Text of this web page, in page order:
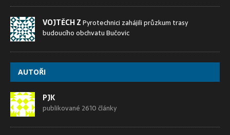
VOJTĚCH ZPyrotechnici zahájili průzkum trasy
budoucího obchvatu Bučovic
AUTOŘI
PJK
publikované 2610 články